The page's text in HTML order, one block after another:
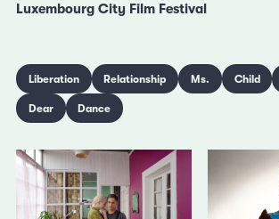
Luxembourg City Film Festival
Liberation Relationship Ms. Child
Dear Dance